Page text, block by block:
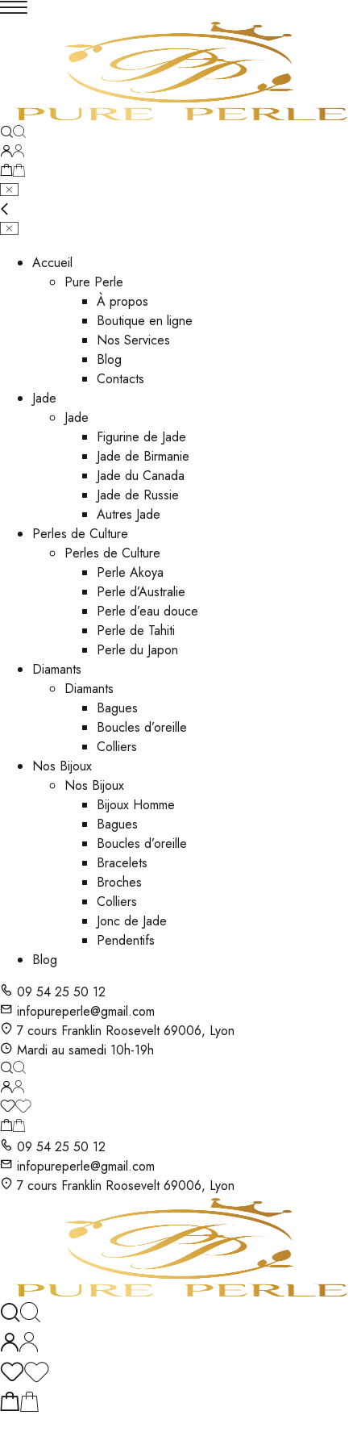
Accueil
Pure Perle
À propos
Boutique en ligne
Nos Services
Blog
Contacts
Jade
Jade
Figurine de Jade
Jade de Birmanie
Jade du Canada
Jade de Russie
Autres Jade
Perles de Culture
Perles de Culture
Perle Akoya
Perle d’Australie
Perle d’eau douce
Perle de Tahiti
Perle du Japon
Diamants
Diamants
Bagues
Boucles d’oreille
Colliers
Nos Bijoux
Nos Bijoux
Bijoux Homme
Bagues
Boucles d’oreille
Bracelets
Broches
Colliers
Jonc de Jade
Pendentifs
Blog
09 54 25 50 12
infopureperle@gmail.com
7 cours Franklin Roosevelt 69006, Lyon
Mardi au samedi 10h-19h
09 54 25 50 12
infopureperle@gmail.com
7 cours Franklin Roosevelt 69006, Lyon